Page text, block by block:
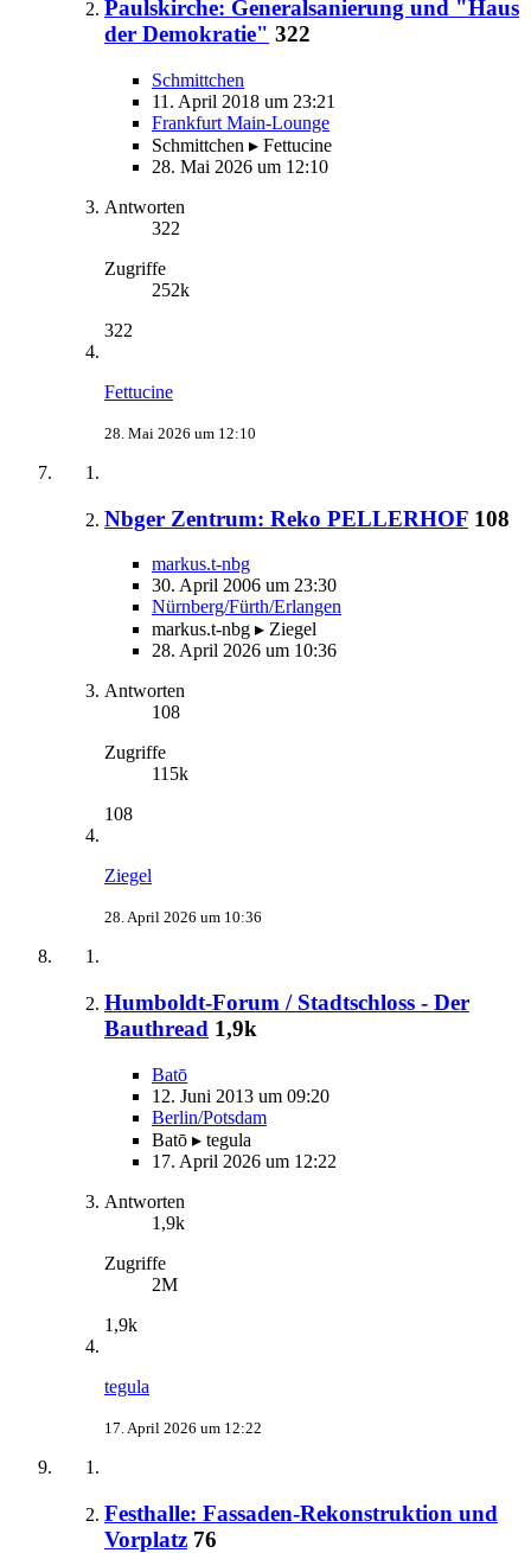
Paulskirche: Generalsanierung und "Haus
der Demokratie" 322
Schmittchen
11. April 2018 um 23:21
Frankfurt Main-Lounge
Schmittchen ▸ Fettucine
28. Mai 2026 um 12:10
Antworten
322
Zugriffe
252k
322
Fettucine
28. Mai 2026 um 12:10
Nbger Zentrum: Reko PELLERHOF 108
markus.t-nbg
30. April 2006 um 23:30
Nürnberg/Fürth/Erlangen
markus.t-nbg ▸ Ziegel
28. April 2026 um 10:36
Antworten
108
Zugriffe
115k
108
Ziegel
28. April 2026 um 10:36
Humboldt-Forum / Stadtschloss - Der
Bauthread 1,9k
Batō
12. Juni 2013 um 09:20
Berlin/Potsdam
Batō ▸ tegula
17. April 2026 um 12:22
Antworten
1,9k
Zugriffe
2M
1,9k
tegula
17. April 2026 um 12:22
Festhalle: Fassaden-Rekonstruktion und
Vorplatz 76